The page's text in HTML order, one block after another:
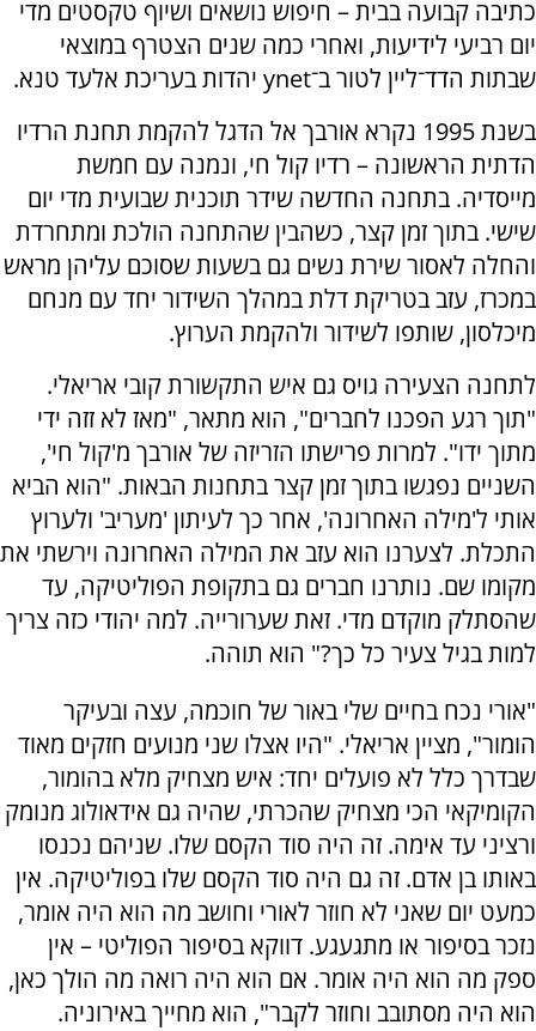
כתיבה קבועה בבית – חיפוש נושאים ושיוף טקסטים מדי
יום רביעי לידיעות, ואחרי כמה שנים הצטרף במוצאי
שבתות הדד־ליין לטור ב־ynet יהדות בעריכת אלעד טנא.
בשנת 1995 נקרא אורבך אל הדגל להקמת תחנת הרדיו
הדתית הראשונה – רדיו קול חי, ונמנה עם חמשת
מייסדיה. בתחנה החדשה שידר תוכנית שבועית מדי יום
שישי. בתוך זמן קצר, כשהבין שהתחנה הולכת ומתחרדת
והחלה לאסור שירת נשים גם בשעות שסוכם עליהן מראש
במכרז, עזב בטריקת דלת במהלך השידור יחד עם מנחם
מיכלסון, שותפו לשידור ולהקמת הערוץ.
לתחנה הצעירה גויס גם איש התקשורת קובי אריאלי.
"תוך רגע הפכנו לחברים", הוא מתאר, "מאז לא זזה ידי
מתוך ידו". למרות פרישתו הזריזה של אורבך מ'קול חי',
השניים נפגשו בתוך זמן קצר בתחנות הבאות. "הוא הביא
אותי ל'מילה האחרונה', אחר כך לעיתון 'מעריב' ולערוץ
התכלת. לצערנו הוא עזב את המילה האחרונה וירשתי את
מקומו שם. נותרנו חברים גם בתקופת הפוליטיקה, עד
שהסתלק מוקדם מדי. זאת שערורייה. למה יהודי כזה צריך
למות בגיל צעיר כל כך?" הוא תוהה.
"אורי נכח בחיים שלי באור של חוכמה, עצה ובעיקר
הומור", מציין אריאלי. "היו אצלו שני מנועים חזקים מאוד
שבדרך כלל לא פועלים יחד: איש מצחיק מלא בהומור,
הקומיקאי הכי מצחיק שהכרתי, שהיה גם אידאולוג מנומק
ורציני עד אימה. זה היה סוד הקסם שלו. שניהם נכנסו
באותו בן אדם. זה גם היה סוד הקסם שלו בפוליטיקה. אין
כמעט יום שאני לא חוזר לאורי וחושב מה הוא היה אומר,
נזכר בסיפור או מתגעגע. דווקא בסיפור הפוליטי – אין
ספק מה הוא היה אומר. אם הוא היה רואה מה הולך כאן,
הוא היה מסתובב וחוזר לקבר", הוא מחייך באירוניה.